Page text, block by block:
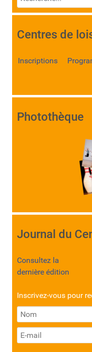
Centres de
Inscriptions
Photothèque
Journal du
Consultez la
dernière édition
Inscrivez-vous pour